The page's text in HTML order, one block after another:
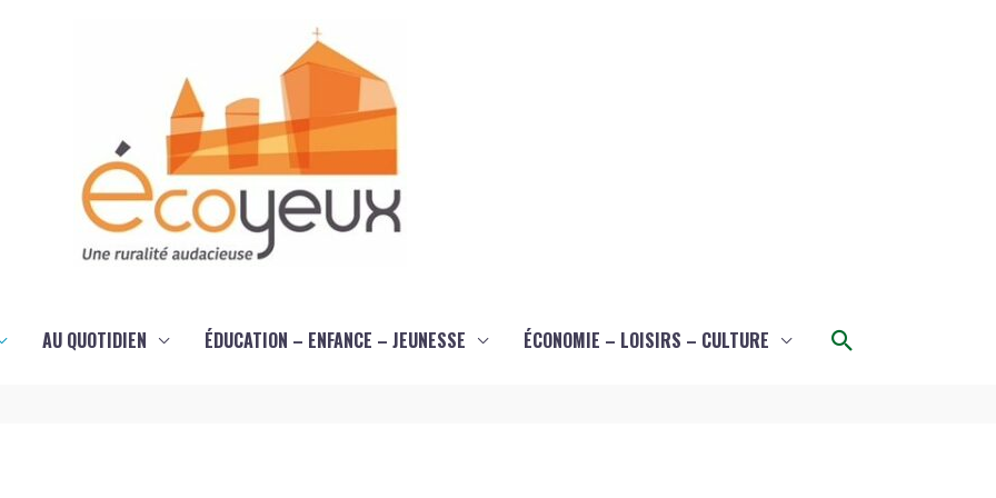
AU QUOTIDIEN ÉDUCATION – ENFANCE – JEUNESSE ÉCONOMIE – LOISIRS – CULTURE Rechercher